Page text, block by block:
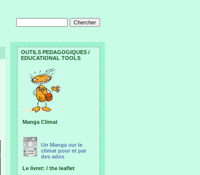
OUTILS PEDAGOGIQUES /
EDUCATIONAL TOOLS
Manga Climat
Un Manga sur le
climat pour et par
des ados
Le livret: / the leaflet